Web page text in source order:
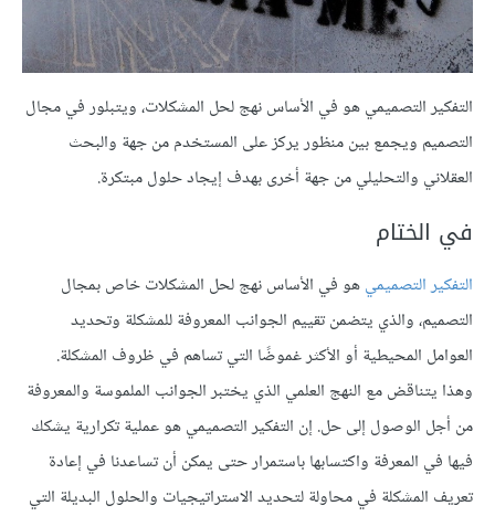
التفكير التصميمي هو في الأساس نهج لحل المشكلات، ويتبلور في مجال
التصميم ويجمع بين منظور يركز على المستخدم من جهة والبحث
العقلاني والتحليلي من جهة أخرى بهدف إيجاد حلول مبتكرة.
في الختام
التفكير التصميميهو في الأساس نهج لحل المشكلات خاص بمجال
التصميم، والذي يتضمن تقييم الجوانب المعروفة للمشكلة وتحديد
العوامل المحيطية أو الأكثر غموضًا التي تساهم في ظروف المشكلة.
وهذا يتناقض مع النهج العلمي الذي يختبر الجوانب الملموسة والمعروفة
من أجل الوصول إلى حل. إن التفكير التصميمي هو عملية تكرارية يشكك
فيها في المعرفة واكتسابها باستمرار حتى يمكن أن تساعدنا في إعادة
تعريف المشكلة في محاولة لتحديد الاستراتيجيات والحلول البديلة التي